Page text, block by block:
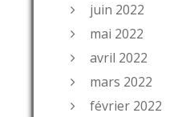
juin 2022
mai 2022
avril 2022
mars 2022
février 2022